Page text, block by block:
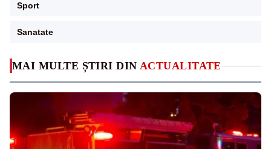
MAI MULTE ȘTIRI DIN ACTUALITATE
Sport
Sanatate